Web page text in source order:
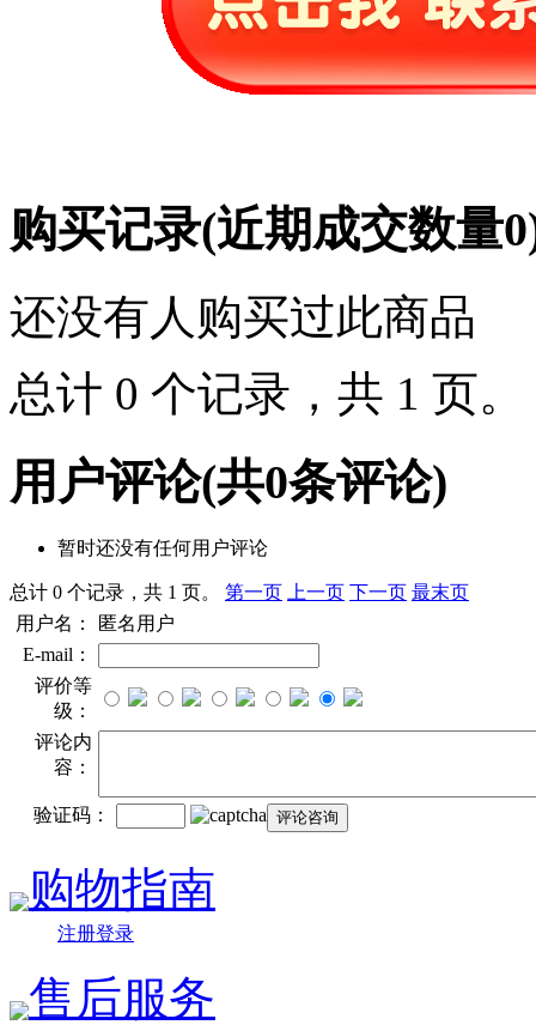
购买记录(近期成交数量0
还没有人购买过此商品
总计 0 个记录，共 1 页。
用户评论(共0条评论)
暂时还没有任何用户评论
总计 0 个记录，共 1 页。 第一页 上一页 下一页 最末页
用户名：
匿名用户
E-mail：
评价等
级：
评论内
容：
验证码：
购物指南
注册登录
售后服务